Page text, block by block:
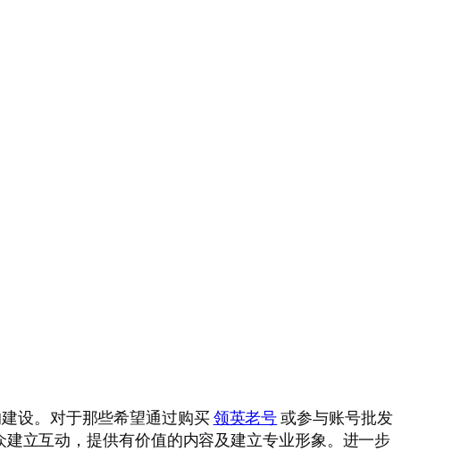
设。对于那些希望通过购买领英老号或参与账号批发
立互动，提供有价值的内容及建立专业形象。进一步